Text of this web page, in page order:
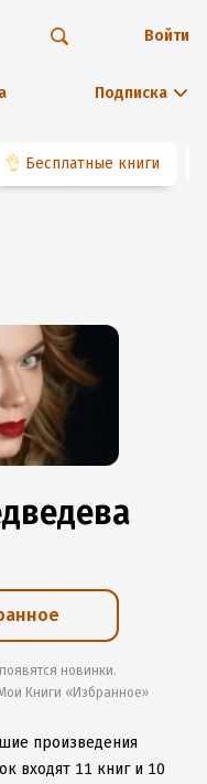
Подписка
Войти
👌 Бесплатные книги
новинки.
Книги «Избранное»
произведения
входят 11 книг и 10